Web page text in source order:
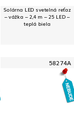
Solárna LED svetelná reťaz
– vážka – 2,4 m – 25 LED –
teplá biela
58274A